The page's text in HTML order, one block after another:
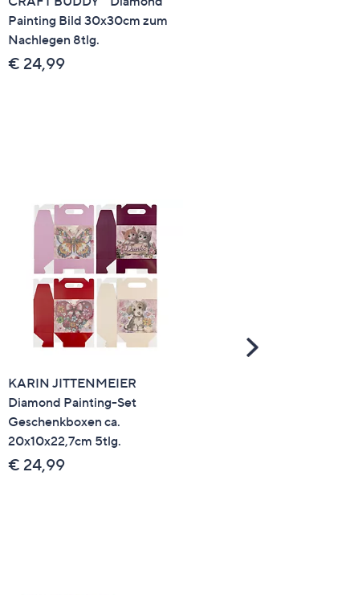
Painting Bild 30x30cm zum
Nachlegen 8tlg.
€ 24,99
KARIN JITTENMEIER
Diamond Painting-Set
Geschenkboxen ca.
20x10x22,7cm 5tlg.
€ 24,99
Scroll